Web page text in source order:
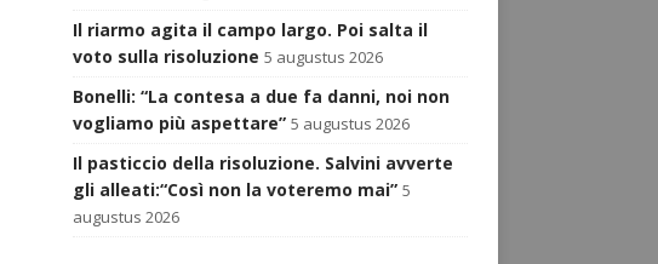
Il riarmo agita il campo largo. Poi salta il
voto sulla risoluzione 5 augustus 2026
Bonelli: “La contesa a due fa danni, noi non
vogliamo più aspettare” 5 augustus 2026
Il pasticcio della risoluzione. Salvini avverte
gli alleati:“Così non la voteremo mai” 5
augustus 2026